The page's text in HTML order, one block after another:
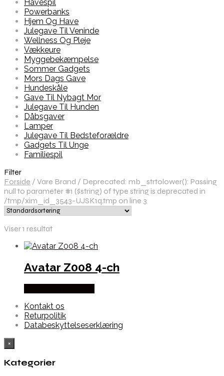
Havespil
Powerbanks
Hjem Og Have
Julegave Til Veninde
Wellness Og Pleje
Vækkeure
Myggebekæmpelse
Sommer Gadgets
Mors Dags Gave
Hundeskåle
Gave Til Nybagt Mor
Julegave Til Hunden
Dåbsgaver
Lamper
Julegave Til Bedsteforældre
Gadgets Til Unge
Familiespil
Filter
Forside / Vare Brand / Deprecated: mb_strtolower(): Passing
null to parameter #1 ($string) of type string is deprecated in
/tmp/xim_id_3543-UJSK1q.tmp on line 3
Viser 1 resultat
Avatar Z008 4-ch
Kontakt os
Returpolitik
Databeskyttelseserklæring
×
Kategorier